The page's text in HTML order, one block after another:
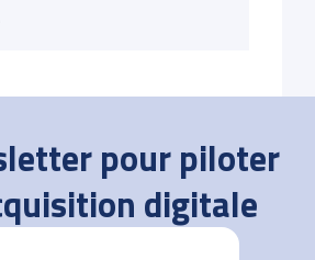
Comment
e-
commerce
?
pour piloter
digitale